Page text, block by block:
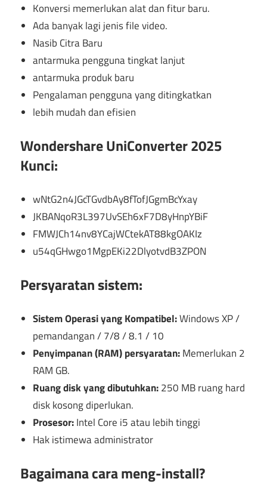
Konversi memerlukan alat dan fitur baru.
Ada banyak lagi jenis file video.
Nasib Citra Baru
antarmuka pengguna tingkat lanjut
antarmuka produk baru
Pengalaman pengguna yang ditingkatkan
lebih mudah dan efisien
Wondershare UniConverter 2025
Kunci:
wNtG2n4JGcTGvdbAy8fTofJGgmBcYxay
JKBANqoR3L397UvSEh6xF7D8yHnpYBiF
FMWJCh14nv8YCajWCtekAT88kgOAKIz
u54qGHwgo1MgpEKi22DlyotvdB3ZPON
Persyaratan sistem:
Sistem Operasi yang Kompatibel:Windows XP /
pemandangan / 7/8 / 8.1 / 10
Penyimpanan (RAM) persyaratan:Memerlukan 2
RAM GB.
Ruang disk yang dibutuhkan:250 MB ruang hard
disk kosong diperlukan.
Prosesor:Intel Core i5 atau lebih tinggi
Hak istimewa administrator
Bagaimana cara meng-install?